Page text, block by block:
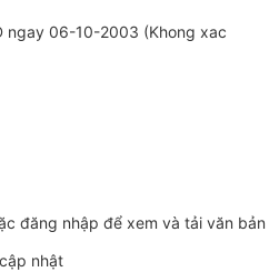
ngay 06-10-2003 (Khong xac
đăng nhập để xem và tải văn bản
nhật